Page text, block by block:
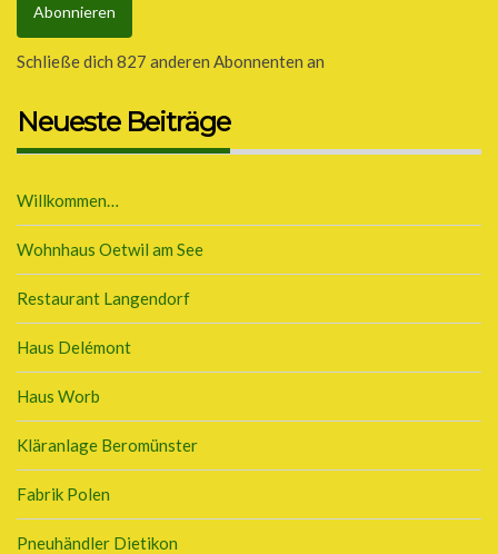
Abonnieren
Schließe dich 827 anderen Abonnenten an
Neueste Beiträge
Willkommen…
Wohnhaus Oetwil am See
Restaurant Langendorf
Haus Delémont
Haus Worb
Kläranlage Beromünster
Fabrik Polen
Pneuhändler Dietikon